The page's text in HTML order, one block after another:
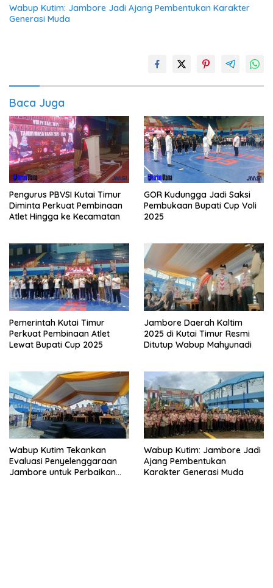
Wabup Kutim: Jambore Jadi Ajang Pembentukan Karakter
Generasi Muda
Baca Juga
Pengurus PBVSI Kutai Timur
Diminta Perkuat Pembinaan
Atlet Hingga ke Kecamatan
GOR Kudungga Jadi Saksi
Pembukaan Bupati Cup Voli
2025
Pemerintah Kutai Timur
Perkuat Pembinaan Atlet
Lewat Bupati Cup 2025
Jambore Daerah Kaltim
2025 di Kutai Timur Resmi
Ditutup Wabup Mahyunadi
Wabup Kutim Tekankan
Evaluasi Penyelenggaraan
Jambore untuk Perbaikan
Wabup Kutim: Jambore Jadi
Ajang Pembentukan
Karakter Generasi Muda